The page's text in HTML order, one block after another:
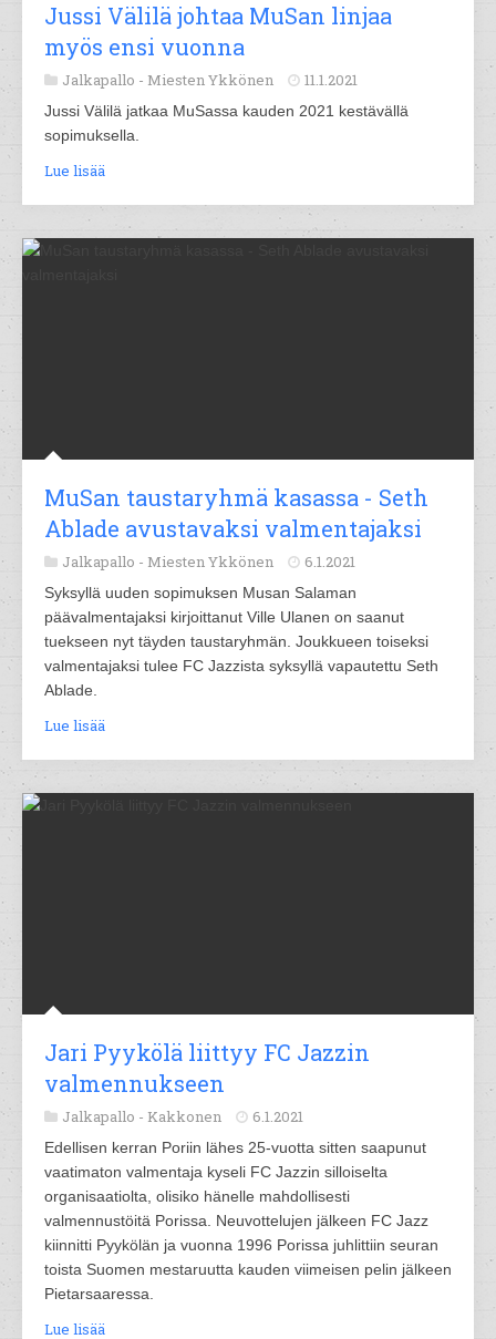
Jussi Välilä johtaa MuSan linjaa
myös ensi vuonna
Jalkapallo - Miesten Ykkönen 11.1.2021
Jussi Välilä jatkaa MuSassa kauden 2021 kestävällä
sopimuksella.
Lue lisää
MuSan taustaryhmä kasassa - Seth
Ablade avustavaksi valmentajaksi
Jalkapallo - Miesten Ykkönen 6.1.2021
Syksyllä uuden sopimuksen Musan Salaman
päävalmentajaksi kirjoittanut Ville Ulanen on saanut
tuekseen nyt täyden taustaryhmän. Joukkueen toiseksi
valmentajaksi tulee FC Jazzista syksyllä vapautettu Seth
Ablade.
Lue lisää
Jari Pyykölä liittyy FC Jazzin
valmennukseen
Jalkapallo - Kakkonen 6.1.2021
Edellisen kerran Poriin lähes 25-vuotta sitten saapunut
vaatimaton valmentaja kyseli FC Jazzin silloiselta
organisaatiolta, olisiko hänelle mahdollisesti
valmennustöitä Porissa. Neuvottelujen jälkeen FC Jazz
kiinnitti Pyykölän ja vuonna 1996 Porissa juhlittiin seuran
toista Suomen mestaruutta kauden viimeisen pelin jälkeen
Pietarsaaressa.
Lue lisää